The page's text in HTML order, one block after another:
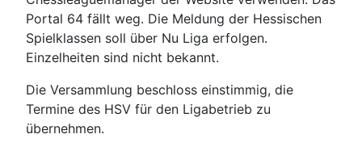
Portal 64 fällt weg. Die Meldung der Hessischen
Spielklassen soll über Nu Liga erfolgen.
Einzelheiten sind nicht bekannt.
Die Versammlung beschloss einstimmig, die
Termine des HSV für den Ligabetrieb zu
übernehmen.